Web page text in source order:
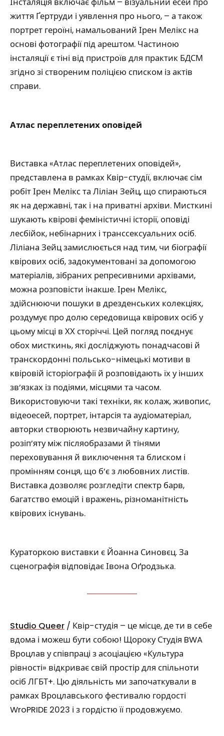
життя Ґертруди і уявлення про нього, – а також
портрет героїні, намальований Ірен Мелікс на
основі фотографії під арештом. Частиною
інсталяції є тіні від пристроїв для практик БДСМ
згідно зі створеним поліцією списком із актів
справи.
Атлас переплетених оповідей
Виставка «Атлас переплетених оповідей»,
представлена в рамках Квір-студії, включає сім
робіт Ірен Мелікс та Ліліан Зейц, що спираються
як на державні, так і на приватні архіви. Мисткині
шукають квірові феміністичні історії, оповіді
лесбійок, небінарних і транссексуальних осіб.
Ліліана Зейц замислюється над тим, чи біографії
квірових осіб, задокументовані за допомогою
матеріалів, зібраних репресивними архівами,
можна розповісти інакше. Ірен Мелікс,
здійснюючи пошуки в дрезденських колекціях,
роздумує про долю середовища квірових осіб у
цьому місці в ХХ сторіччі. Цей погляд поєднує
обох мисткинь, які досліджують понадчасові й
транскордонні польсько-німецькі мотиви в
квіровій історіографії й розповідають їх у інших
зв’язках із подіями, місцями та часом.
Використовуючи такі техніки, як колаж, живопис,
відеоесей, портрет, інтарсія та аудіоматеріал,
авторки створюють незвичайну картину,
розіп’яту між післяобразами й тінями
переховування й виключення та блиском і
промінням сонця, що б’є з любовних листів.
Виставка дозволяє розгледіти спектр барв,
багатство емоцій і вражень, різноманітність
квірових існувань.
Кураторкою виставки є Йоанна Синовєц. За
сценографія відповідає Івона Оґродзька.
Studio Queer / Квір-студія – це місце, де ти в себе
вдома і можеш бути собою! Щороку Студія BWA
Вроцлав у співпраці з асоціацією «Культура
рівності» відкриває свій простір для спільноти
осіб ЛГБТ+. Цю діяльність ми започаткували в
рамках Вроцлавського фестивалю гордості
WroPRIDE 2023 і з гордістю її продовжуємо.